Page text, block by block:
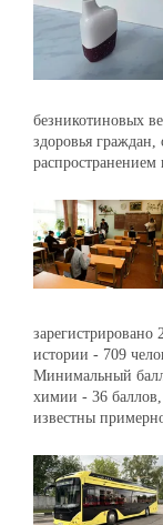
безникотиновых
здоровья
истории - 709
Минимальный балл
химии - 36 баллов,
известны